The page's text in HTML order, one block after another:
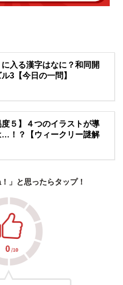
に入る漢字はなに？和同開
3【今日の一問】
度５】４つのイラストが導
…！？【ウィークリー謎解
」と思ったらタップ！